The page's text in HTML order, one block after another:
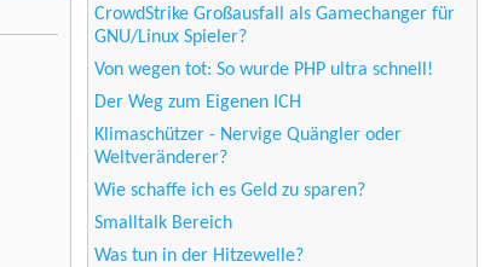
CrowdStrike Großausfall als Gamechanger für
GNU/Linux Spieler?
Von wegen tot: So wurde PHP ultra schnell!
Der Weg zum Eigenen ICH
Klimaschützer - Nervige Quängler oder
Weltveränderer?
Wie schaffe ich es Geld zu sparen?
Smalltalk Bereich
Was tun in der Hitzewelle?